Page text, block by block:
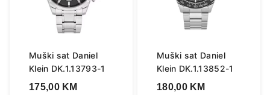
Muški sat Daniel
Klein DK.1.13793-1
175,00 KM
Muški sat Daniel
Klein DK.1.13852-1
180,00 KM